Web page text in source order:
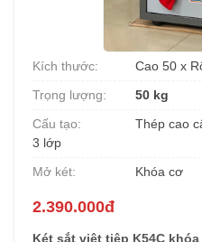
Kích thước:
Cao 50 x
Trọng lượng:
50 kg
Cấu tạo:
Thép cao
3 lớp
Mở két:
Khóa cơ
2.390.000đ
Két sắt việt tiệp K54C